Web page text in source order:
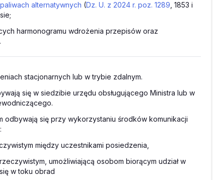
alternatywnych (Dz. U. z 2024 r. poz. 1289 , 1853 i
harmonogramu wdrożenia przepisów oraz
stacjonarnych lub w trybie zdalnym.
się w siedzibie urzędu obsługującego Ministra lub w
odbywają się przy wykorzystaniu środków komunikacji
między uczestnikami posiedzenia,
umożliwiającą osobom biorącym udział w
w toku obrad